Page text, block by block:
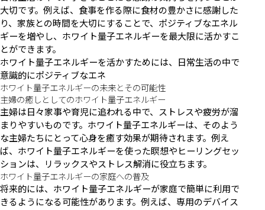
大切です。例えば、食事を作る際に食材の豊かさに感謝した
り、家族との時間を大切にすることで、ポジティブなエネル
ギーを増やし、ホワイト量子エネルギーを最大限に活かすこ
とができます。
ホワイト量子エネルギーを活かすためには、日常生活の中で
意識的にポジティブなエネ
ホワイト量子エネルギーの未来とその可能性
主婦の癒しとしてのホワイト量子エネルギー
主婦は日々家事や育児に追われる中で、ストレスや疲労が溜
まりやすいものです。ホワイト量子エネルギーは、そのよう
な主婦たちにとって心身を癒す効果が期待されます。例え
ば、ホワイト量子エネルギーを使った瞑想やヒーリングセッ
ションは、リラックスやストレス解消に役立ちます。
ホワイト量子エネルギーの家庭への普及
将来的には、ホワイト量子エネルギーが家庭で簡単に利用で
きるようになる可能性があります。例えば、専用のデバイス